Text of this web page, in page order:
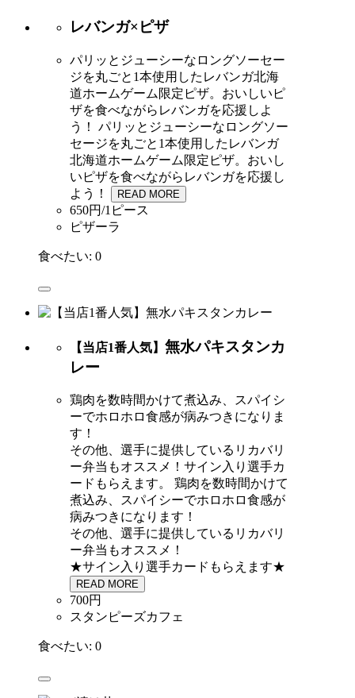
レバンガ×ピザ
パリッとジューシーなロングソーセー
ジを丸ごと1本使用したレバンガ北海
道ホームゲーム限定ピザ。おいしいピ
ザを食べながらレバンガを応援しよ
う！
パリッとジューシーなロングソー
セージを丸ごと1本使用したレバンガ
北海道ホームゲーム限定ピザ。おいし
いピザを食べながらレバンガを応援し
よう！
READ MORE
650円/1ピース
ピザーラ
食べたい: 0
【当店1番人気】 無水パキスタンカ
レー
鶏肉を数時間かけて煮込み、スパイシ
ーでホロホロ食感が病みつきになりま
す！
その他、選手に提供しているリカバリ
ー弁当もオススメ！サイン入り選手カ
ードもらえます。
鶏肉を数時間かけて
煮込み、スパイシーでホロホロ食感が
病みつきになります！
その他、選手に提供しているリカバリ
ー弁当もオススメ！
★サイン入り選手カードもらえます★
READ MORE
700円
スタンピーズカフェ
食べたい: 0